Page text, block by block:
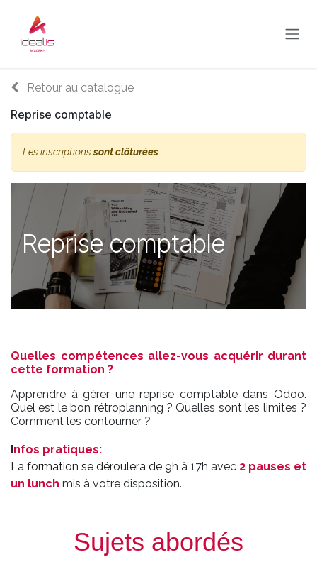
Retour au catalogue
Reprise comptable
Les inscriptionssont clôturées
Reprise comptable
Quelles compétences allez-vous acquérir durant
cette formation ?
Apprendre à gérer une reprise comptable dans Odoo.
Quel est le bon rétroplanning ? Quelles sont les limites ?
Comment les contourner ?
Infos pratiques:
La formation se déroulera de 9h à 17h avec 2 pauses et
un lunch mis à votre disposition.
Sujets abordés